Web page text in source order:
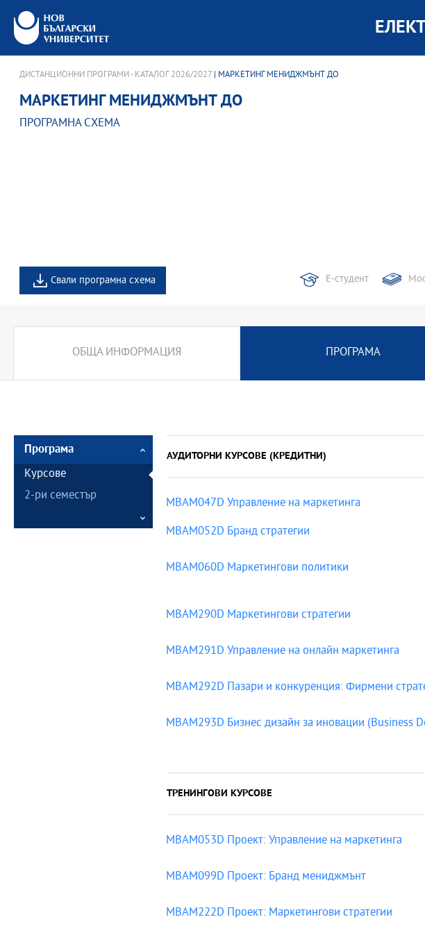
ДИСТАНЦИОННИ ПРОГРАМИ - КАТАЛОГ 2026/2027 | МАРКЕТИНГ МЕНИДЖМЪНТ ДО
МАРКЕТИНГ МЕНИДЖМЪНТ ДО
ПРОГРАМНА СХЕМА
Свали програмна схема Е-студент
ОБЩА ИНФОРМАЦИЯ ПРОГРАМА
Програма
Курсове
2-ри семестър
АУДИТОРНИ КУРСОВЕ (КРЕДИТНИ)
MBAM047D Управление на маркетинга
MBAM052D Бранд стратегии
MBAM060D Маркетингови политики
MBAM290D Маркетингови стратегии
MBAM291D Управление на онлайн маркетинга
MBAM292D Пазари и конкуренция: Фирмени
MBAM293D Бизнес дизайн за иновации (Business
ТРЕНИНГОВИ КУРСОВЕ
MBAM053D Проект: Управление на маркетинга
MBAM099D Проект: Бранд мениджмънт
MBAM222D Проект: Маркетингови стратегии